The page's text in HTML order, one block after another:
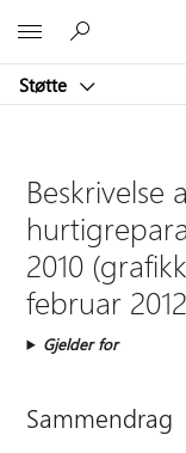
Støtte
Beskrivelse
2010
februar 2012
Gjelder for
Sammendrag